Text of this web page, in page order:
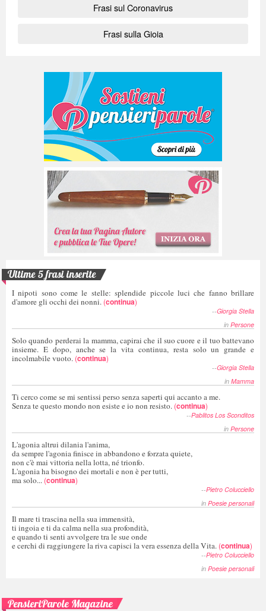
Frasi sul Coronavirus
Frasi sulla Gioia
Ultime 5 frasi inserite
I nipoti sono come le stelle: splendide piccole luci che fanno brillare
d'amore gli occhi dei nonni. (continua)
--Giorgia Stella
in Persone
Solo quando perderai la mamma, capirai che il suo cuore e il tuo battevano
insieme. E dopo, anche se la vita continua, resta solo un grande e
incolmabile vuoto. (continua)
--Giorgia Stella
in Mamma
Ti cerco come se mi sentissi perso senza saperti qui accanto a me.
Senza te questo mondo non esiste e io non resisto. (continua)
--Pablitos Los Sconditos
in Persone
L'agonia altrui dilania l'anima,
da sempre l'agonia finisce in abbandono e forzata quiete,
non c'è mai vittoria nella lotta, né trionfo.
L'agonia ha bisogno dei mortali e non è per tutti,
ma solo... (continua)
--Pietro Colucciello
in Poesie personali
Il mare ti trascina nella sua immensità,
ti ingoia e ti da calma nella sua profondità,
e quando ti senti avvolgere tra le sue onde
e cerchi di raggiungere la riva capisci la vera essenza della Vita. (continua)
--Pietro Colucciello
in Poesie personali
PensieriParole Magazine